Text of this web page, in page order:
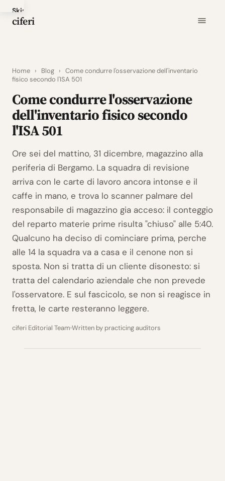
Skip
to
ciferi
Home › Blog › Come condurre l'osservazione dell'inventario
fisico secondo l'ISA 501
Come condurre l'osservazione
dell'inventario fisico secondo
l'ISA 501
Ore sei del mattino, 31 dicembre, magazzino alla
periferia di Bergamo. La squadra di revisione
arriva con le carte di lavoro ancora intonse e il
caffe in mano, e trova lo scanner palmare del
responsabile di magazzino gia acceso: il conteggio
del reparto materie prime risulta "chiuso" alle 5:40.
Qualcuno ha deciso di cominciare prima, perche
alle 14 la squadra va a casa e il cenone non si
sposta. Non si tratta di un cliente disonesto: si
tratta del calendario aziendale che non prevede
l'osservatore. E sul fascicolo, se non si reagisce in
fretta, le carte resteranno leggere.
ciferi Editorial Team Written by practicing auditors